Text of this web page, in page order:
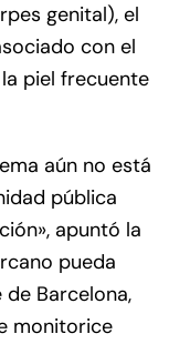
genital), el
con el
piel frecuente
aún no está
pública
apuntó la
pueda
Barcelona,
monitorice